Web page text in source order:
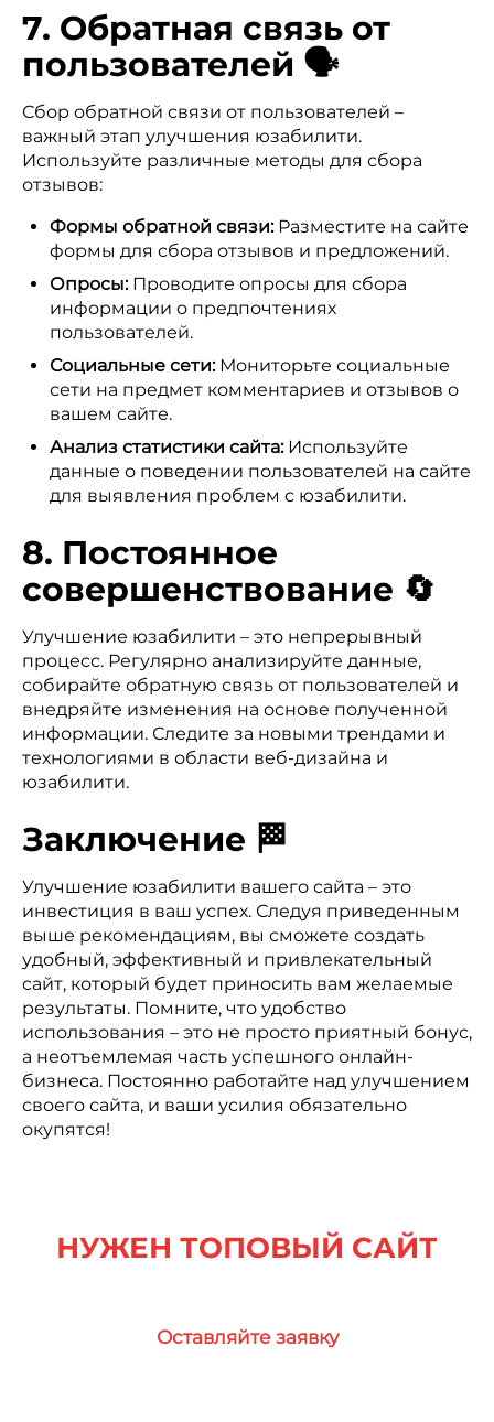
7. Обратная связь от
пользователей 🗣️
Сбор обратной связи от пользователей –
важный этап улучшения юзабилити.
Используйте различные методы для сбора
отзывов:
Формы обратной связи:Разместите на сайте
формы для сбора отзывов и предложений.
Опросы:Проводите опросы для сбора
информации о предпочтениях
пользователей.
Социальные сети:Мониторьте социальные
сети на предмет комментариев и отзывов о
вашем сайте.
Анализ статистики сайта:Используйте
данные о поведении пользователей на сайте
для выявления проблем с юзабилити.
8. Постоянное
совершенствование 🔄
Улучшение юзабилити – это непрерывный
процесс. Регулярно анализируйте данные,
собирайте обратную связь от пользователей и
внедряйте изменения на основе полученной
информации. Следите за новыми трендами и
технологиями в области веб-дизайна и
юзабилити.
Заключение 🏁
Улучшение юзабилити вашего сайта – это
инвестиция в ваш успех. Следуя приведенным
выше рекомендациям, вы сможете создать
удобный, эффективный и привлекательный
сайт, который будет приносить вам желаемые
результаты. Помните, что удобство
использования – это не просто приятный бонус,
а неотъемлемая часть успешного онлайн-
бизнеса. Постоянно работайте над улучшением
своего сайта, и ваши усилия обязательно
окупятся!
НУЖЕН ТОПОВЫЙ САЙТ
Оставляйте заявку